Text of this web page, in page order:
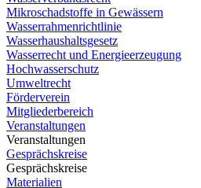
Mikroschadstoffe in Gewässern
Wasserrahmenrichtlinie
Wasserhaushaltsgesetz
Wasserrecht und Energieerzeugung
Hochwasserschutz
Umweltrecht
Förderverein
Mitgliederbereich
Veranstaltungen
Veranstaltungen
Gesprächskreise
Gesprächskreise
Materialien